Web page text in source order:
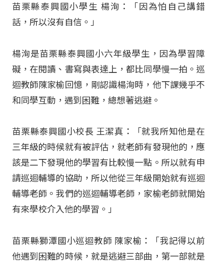
苗栗縣泰興國小學生 楊洵：「因為怕自己講錯
話，所以沒有自信。」
楊洵是苗栗縣泰興國小六年級學生，因為學習障
礙，在閱讀、書寫與表達上，都比同學慢一拍。巡
迴教師陳家榆回憶，剛認識楊洵時，他下課幾乎不
和同學互動，遇到困難，總想著逃避。
苗栗縣泰興國小校長 王潔真：「就我所知他是在
三年級的時候就有被評估，就老師有發現他的，應
該是二下發現他的學習有比較慢一點。所以就有申
請巡迴輔導的協助，所以他從三年級開始就有巡迴
輔導老師。我們的巡迴輔導老師，家榆老師就開始
有來學校介入他的學習。」
苗栗縣獅潭國小巡迴教師 陳家榆：「我記得以前
他遇到困難的時候，就是逃避三部曲，第一部就是